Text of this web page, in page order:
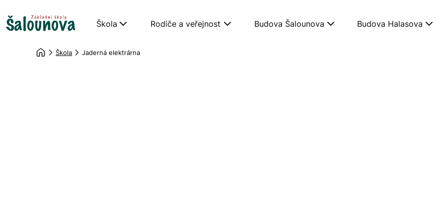
Škola Rodiče a veřejnost Budova Šalounova Budova Halasova
Škola Jaderná elektrárna